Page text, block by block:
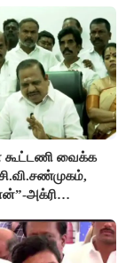
கூட்டணி வைக்க
அக்ரி